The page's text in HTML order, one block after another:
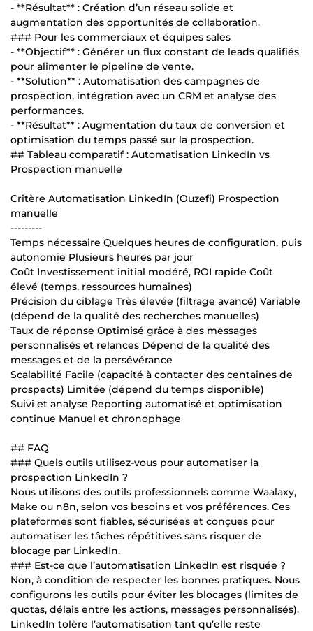
- **Résultat** : Création d’un réseau solide et
augmentation des opportunités de collaboration.
### Pour les commerciaux et équipes sales
- **Objectif** : Générer un flux constant de leads qualifiés
pour alimenter le pipeline de vente.
- **Solution** : Automatisation des campagnes de
prospection, intégration avec un CRM et analyse des
performances.
- **Résultat** : Augmentation du taux de conversion et
optimisation du temps passé sur la prospection.
## Tableau comparatif : Automatisation LinkedIn vs
Prospection manuelle
Critère Automatisation LinkedIn (Ouzefi) Prospection
manuelle
---------
Temps nécessaire Quelques heures de configuration, puis
autonomie Plusieurs heures par jour
Coût Investissement initial modéré, ROI rapide Coût
élevé (temps, ressources humaines)
Précision du ciblage Très élevée (filtrage avancé) Variable
(dépend de la qualité des recherches manuelles)
Taux de réponse Optimisé grâce à des messages
personnalisés et relances Dépend de la qualité des
messages et de la persévérance
Scalabilité Facile (capacité à contacter des centaines de
prospects) Limitée (dépend du temps disponible)
Suivi et analyse Reporting automatisé et optimisation
continue Manuel et chronophage
## FAQ
### Quels outils utilisez-vous pour automatiser la
prospection LinkedIn ?
Nous utilisons des outils professionnels comme Waalaxy,
Make ou n8n, selon vos besoins et vos préférences. Ces
plateformes sont fiables, sécurisées et conçues pour
automatiser les tâches répétitives sans risquer de
blocage par LinkedIn.
### Est-ce que l’automatisation LinkedIn est risquée ?
Non, à condition de respecter les bonnes pratiques. Nous
configurons les outils pour éviter les blocages (limites de
quotas, délais entre les actions, messages personnalisés).
LinkedIn tolère l’automatisation tant qu’elle reste